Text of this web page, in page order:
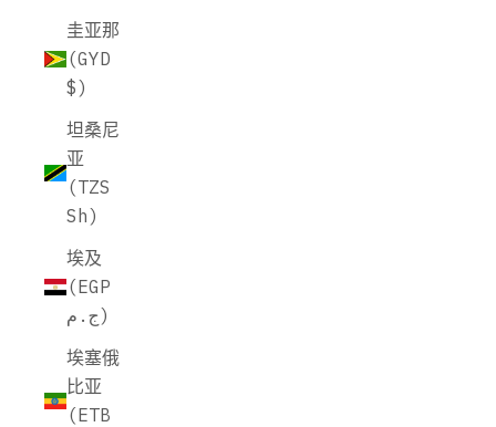
圭亚那
(GYD
$)
坦桑尼
亚
(TZS
Sh)
埃及
(EGP
ج.م)
埃塞俄
比亚
(ETB